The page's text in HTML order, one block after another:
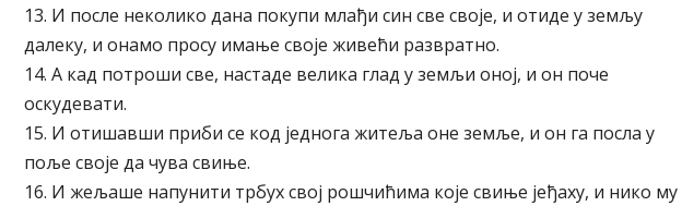
13. И после неколико дана покупи млађи син све своје, и отиде у земљу
далеку, и онамо просу имање своје живећи развратно.
14. А кад потроши све, настаде велика глад у земљи оној, и он поче
оскудевати.
15. И отишавши приби се код једнога житеља оне земље, и он га посла у
поље своје да чува свиње.
16. И жељаше напунити трбух свој рошчићима које свиње јеђаху, и нико му